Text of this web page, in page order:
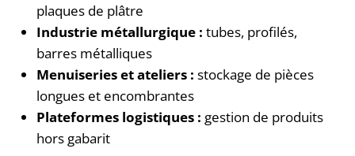
plaques de plâtre
Industrie métallurgique : tubes, profilés,
barres métalliques
Menuiseries et ateliers : stockage de pièces
longues et encombrantes
Plateformes logistiques : gestion de produits
hors gabarit